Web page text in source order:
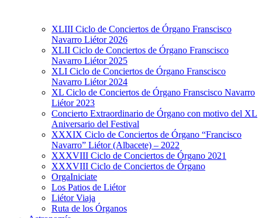
XLIII Ciclo de Conciertos de Órgano Franscisco
Navarro Liétor 2026
XLII Ciclo de Conciertos de Órgano Franscisco
Navarro Liétor 2025
XLI Ciclo de Conciertos de Órgano Franscisco
Navarro Liétor 2024
XL Ciclo de Conciertos de Órgano Franscisco Navarro
Liétor 2023
Concierto Extraordinario de Órgano con motivo del XL
Aniversario del Festival
XXXIX Ciclo de Conciertos de Órgano “Francisco
Navarro” Liétor (Albacete) – 2022
XXXVIII Ciclo de Conciertos de Órgano 2021
XXXVIII Ciclo de Conciertos de Órgano
OrgaIniciate
Los Patios de Liétor
Liétor Viaja
Ruta de los Órganos